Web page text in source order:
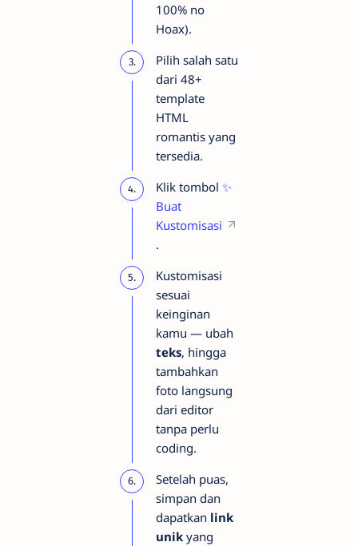
100% no
Hoax).
Pilih salah satu
dari 48+
template
HTML
romantis yang
tersedia.
Klik tombol ✨
Buat
Kustomisasi
.
Kustomisasi
sesuai
keinginan
kamu — ubah
teks, hingga
tambahkan
foto langsung
dari editor
tanpa perlu
coding.
Setelah puas,
simpan dan
dapatkan link
unik yang